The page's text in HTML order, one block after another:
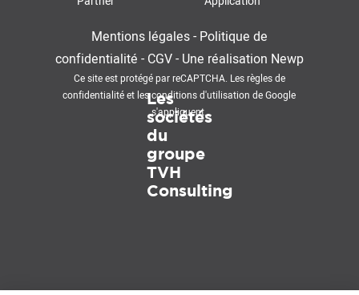
Mentions légales- Politique de
confidentialité - CGV-Une réalisation Newp
Ce site est protégé par reCAPTCHA. Lesrègles de
confidentialitéet lesconditions d'utilisation de Google
s'appliquent.
Les
sociétés
du
groupe
TVH
Consulting